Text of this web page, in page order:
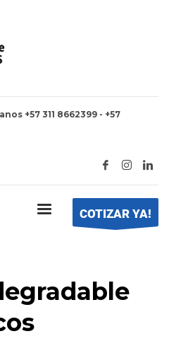
+57 311 8662399 - +57
COTIZAR YA!
COMPOSTABLES"